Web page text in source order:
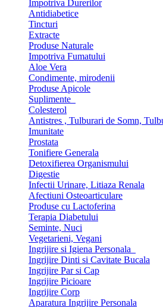
Impotriva Durerilor
Antidiabetice
Tincturi
Extracte
Produse Naturale
Impotriva Fumatului
Aloe Vera
Condimente, mirodenii
Produse Apicole
Suplimente
Colesterol
Antistres , Tulburari de Somn,
Imunitate
Prostata
Tonifiere Generala
Detoxifierea Organismului
Digestie
Infectii Urinare, Litiaza Renala
Afectiuni Osteoarticulare
Produse cu Lactoferina
Terapia Diabetului
Seminte, Nuci
Vegetarieni, Vegani
Ingrijire si Igiena Personala
Ingrijire Dinti si Cavitate Bucala
Ingrijire Par si Cap
Ingrijire Picioare
Ingrijire Corp
Aparatura Ingrijire Personala